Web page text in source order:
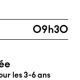
09h30
les 3-6 ans